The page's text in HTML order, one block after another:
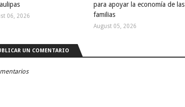
06, 2026
para apoyar la economía de las
familias
August 05, 2026
UN COMENTARIO